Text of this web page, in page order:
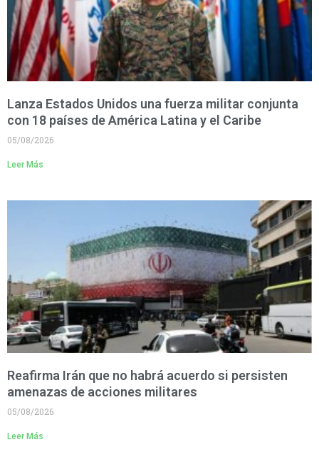
Lanza Estados Unidos una fuerza militar conjunta
con 18 países de América Latina y el Caribe
05/08/2026
Leer Más
Reafirma Irán que no habrá acuerdo si persisten
amenazas de acciones militares
05/08/2026
Leer Más